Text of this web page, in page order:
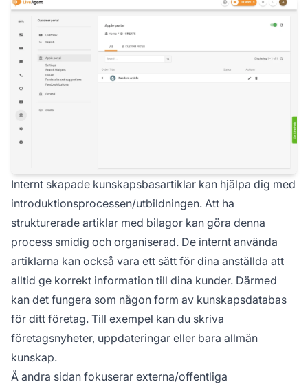
Internt skapade kunskapsbasartiklar kan hjälpa dig med
introduktionsprocessen/utbildningen. Att ha
strukturerade artiklar med bilagor kan göra denna
process smidig och organiserad. De internt använda
artiklarna kan också vara ett sätt för dina anställda att
alltid ge korrekt information till dina kunder. Därmed
kan det fungera som någon form av kunskapsdatabas
för ditt företag. Till exempel kan du skriva
företagsnyheter, uppdateringar eller bara allmän
kunskap.
Å andra sidan fokuserar externa/offentliga